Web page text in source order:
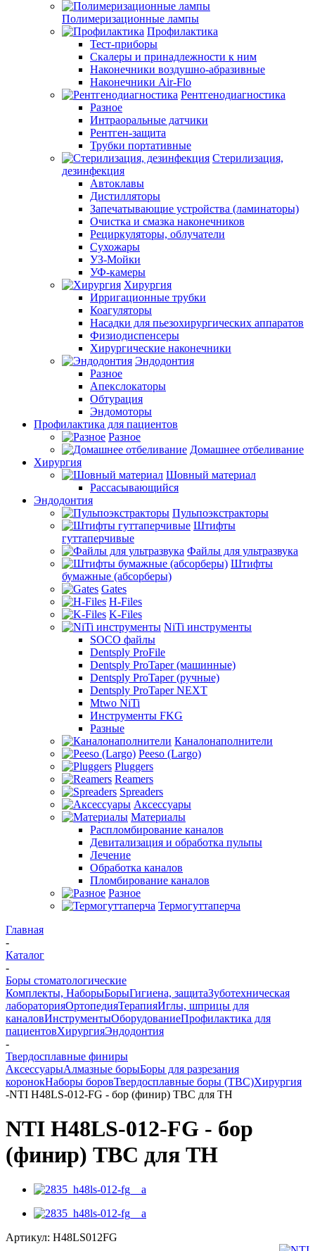
Полимеризационные лампы
Профилактика
Тест-приборы
Скалеры и принадлежности к ним
Наконечники воздушно-абразивные
Наконечники Air-Flo
Рентгенодиагностика
Разное
Интраоральные датчики
Рентген-защита
Трубки портативные
Стерилизация,
дезинфекция
Автоклавы
Дистилляторы
Запечатывающие устройства (ламинаторы)
Очистка и смазка наконечников
Рециркуляторы, облучатели
Сухожары
УЗ-Мойки
УФ-камеры
Хирургия
Ирригационные трубки
Коагуляторы
Насадки для пьезохирургических аппаратов
Физиодиспенсеры
Хирургические наконечники
Эндодонтия
Разное
Апекслокаторы
Обтурация
Эндомоторы
Профилактика для пациентов
Разное
Домашнее отбеливание
Хирургия
Шовный материал
Рассасывающийся
Эндодонтия
Пульпоэкстракторы
Штифты
гуттаперчивые
Файлы для ультразвука
Штифты
бумажные (абсорберы)
Gates
H-Files
K-Files
NiTi инструменты
SOCO файлы
Dentsply ProFile
Dentsply ProTaper (машинные)
Dentsply ProTaper (ручные)
Dentsply ProTaper NEXT
Mtwo NiTi
Инструменты FKG
Разные
Каналонаполнители
Peeso (Largo)
Pluggers
Reamers
Spreaders
Аксессуары
Материалы
Распломбирование каналов
Девитализация и обработка пульпы
Лечение
Обработка каналов
Пломбирование каналов
Разное
Термогуттаперча
Главная
-
Каталог
-
Боры стоматологические
Комплекты, НаборыБорыГигиена, защитаЗуботехническая
лабораторияОртопедияТерапияИглы, шприцы для
каналовИнструментыОборудованиеПрофилактика для
пациентовХирургияЭндодонтия
-
Твердосплавные финиры
АксессуарыАлмазные борыБоры для разрезания
коронокНаборы боровТвердосплавные боры (ТВС)Хирургия
-NTI H48LS-012-FG - бор (финир) ТВС для ТН
NTI H48LS-012-FG - бор
(финир) ТВС для ТН
Артикул: H48LS012FG